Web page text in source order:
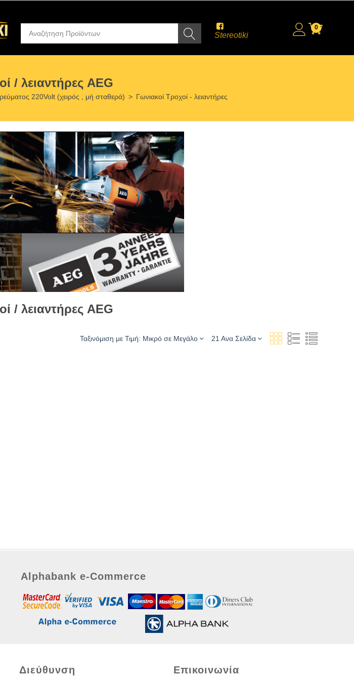
Stereotiki
0
/ λειαντήρες AEG
220Volt (χειρός , μή σταθερά) > Γωνιακοί Τροχοί - λειαντήρες
/ λειαντήρες AEG
Ταξινόμιση με Τιμή: Μικρό σε Μεγάλο 21 Ανα Σελίδα
Alphabank e-Commerce
Διεύθυνση Επικοινωνία